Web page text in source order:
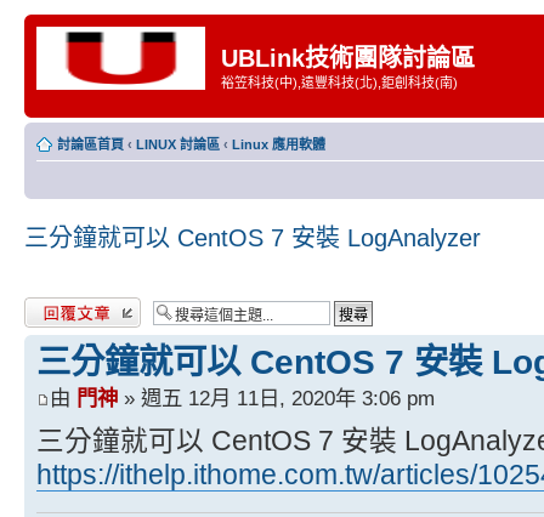
UBLink技術團隊討論區
裕笠科技(中),遠豐科技(北),鉅創科技(南)
討論區首頁 ‹ LINUX 討論區 ‹ Linux 應用軟體
三分鐘就可以 CentOS 7 安裝 LogAnalyzer
發表回覆
三分鐘就可以 CentOS 7 安裝
由 門神 » 週五 12月 11日, 2020年 3:06 pm
三分鐘就可以 CentOS 7 安裝
https://ithelp.ithome.com.tw/articles/